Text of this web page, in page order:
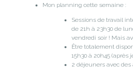
Mon planning cette semaine :
Sessions de travail
de 21h à 23h30 de
vendredi soir ! Mais
Être totalement
15h30 à 20h45 (après
2 déjeuners avec